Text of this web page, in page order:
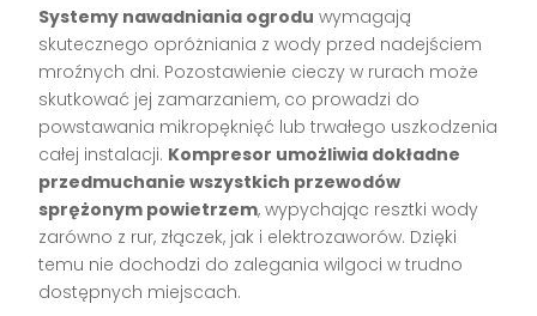
Systemy nawadniania ogrodu wymagają
skutecznego opróżniania z wody przed nadejściem
mroźnych dni. Pozostawienie cieczy w rurach może
skutkować jej zamarzaniem, co prowadzi do
powstawania mikropęknięć lub trwałego uszkodzenia
całej instalacji. Kompresor umożliwia dokładne
przedmuchanie wszystkich przewodów
sprężonym powietrzem, wypychając resztki wody
zarówno z rur, złączek, jak i elektrozaworów. Dzięki
temu nie dochodzi do zalegania wilgoci w trudno
dostępnych miejscach.